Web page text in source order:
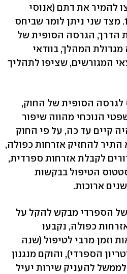
להמיר את דתם (אנוסי
ספרד) מסוף המאה ה-15. מצד שני ניתן לומר שביחס
הדרך, הגרסה הסופית של
המהלך, בוודאי
המגורשים, שציפו לתהליך
לגרסה הסופית של החוק,
הנוכחי מהווה שיפור
קיים עד כה, על פי החוק
לא התיר להחזיק אזרחות כפולה,
לקבלת אזרחות ספרדית,
הטיפול בבקשות
ארוכות.
הספרדי מבקש להקל על
כפולה, נקבעו
וזמן מרבי לטיפול (שנה
הספרדי), והוקם מנגנון
להעניק שירות יעיל